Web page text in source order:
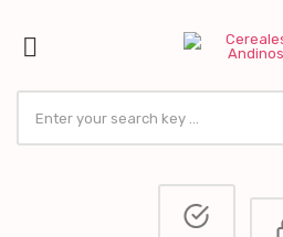
